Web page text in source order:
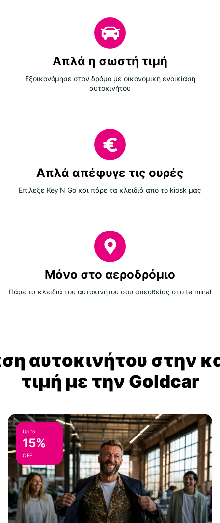
Απλά η σωστή τιμή
Εξοικονόμησε στον δρόμο με οικονομική ενοικίαση
αυτοκινήτου
Απλά απέφυγε τις ουρές
Επίλεξε Key'N Go και πάρε τα κλειδιά από το kiosk μας
Μόνο στο αεροδρόμιο
Πάρε τα κλειδιά του αυτοκινήτου σου απευθείας στο terminal
αυτοκινήτου στην
τιμή με την Goldcar
Up to
15%
OFF